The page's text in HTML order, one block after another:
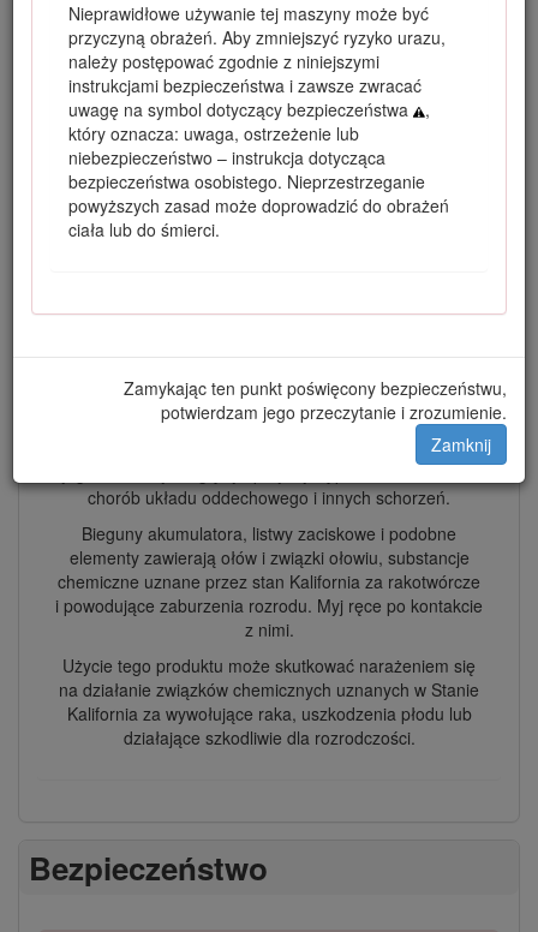
Nieprawidłowe używanie tej maszyny może być
przyczyną obrażeń. Aby zmniejszyć ryzyko urazu,
należy postępować zgodnie z niniejszymi
instrukcjami bezpieczeństwa i zawsze zwracać
uwagę na symbol dotyczący bezpieczeństwa
,
który oznacza: uwaga, ostrzeżenie lub
niebezpieczeństwo – instrukcja dotycząca
bezpieczeństwa osobistego. Nieprzestrzeganie
powyższych zasad może doprowadzić do obrażeń
ciała lub do śmierci.
Zamykając ten punkt poświęcony bezpieczeństwu,
potwierdzam jego przeczytanie i zrozumienie.
Zamknij
dotyczącego ochrony dóbr publicznych stanu Kalifornia lub
silnika zaprojektowanego z myślą o ochronie
przeciwpożarowej i odpowiednio wyposażonego oraz
utrzymywanego jest naruszeniem punktu 4442 lub 4443
tegoż kodeksu.
Dołączona instrukcja obsługi silnika zawiera informacje
dotyczące wymagań amerykańskiej Agencji Ochrony
Środowiska (EPA) oraz prawa stanu Kalifornia dotyczącego
kontroli emisji w systemach emisji, konserwacji i gwarancji.
KALIFORNIA
Propozycja 65 ostrzeżenie
Układ wydechowy silnika wysokoprężnego i niektóre
chorób układu oddechowego i innych schorzeń.
Bieguny akumulatora, listwy zaciskowe i podobne
elementy zawierają ołów i związki ołowiu, substancje
chemiczne uznane przez stan Kalifornia za rakotwórcze
i powodujące zaburzenia rozrodu. Myj ręce po kontakcie
z nimi.
Użycie tego produktu może skutkować narażeniem się
na działanie związków chemicznych uznanych w Stanie
Kalifornia za wywołujące raka, uszkodzenia płodu lub
działające szkodliwie dla rozrodczości.
Bezpieczeństwo